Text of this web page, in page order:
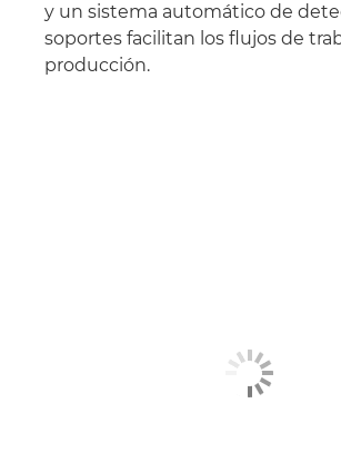
y un sistema automático de
soportes facilitan los flujos de
producción.